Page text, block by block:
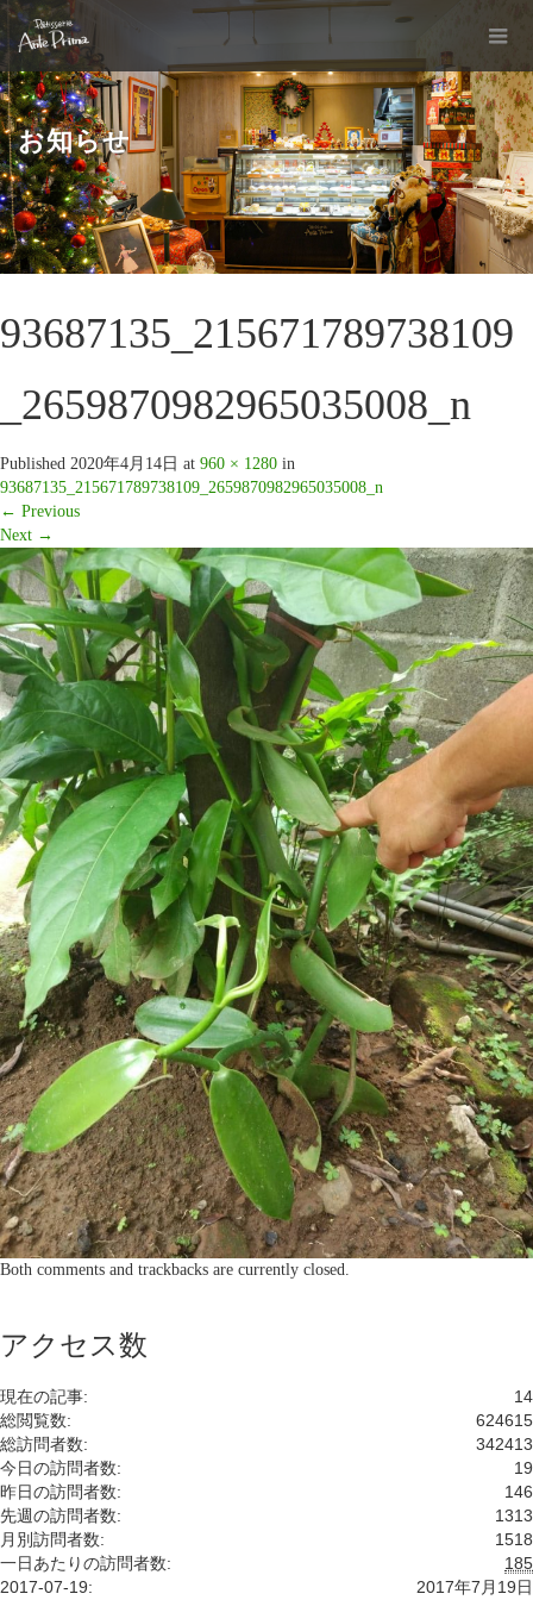
お知らせ
93687135_215671789738109
_2659870982965035008_n
Published 2020年4月14日 at 960 × 1280 in
93687135_215671789738109_2659870982965035008_n
← Previous
Next →
Both comments and trackbacks are currently closed.
アクセス数
14
現在の記事:
624615
総閲覧数:
342413
総訪問者数:
19
今日の訪問者数:
146
昨日の訪問者数:
1313
先週の訪問者数:
1518
月別訪問者数:
185
一日あたりの訪問者数:
2017年7月19日
2017-07-19: